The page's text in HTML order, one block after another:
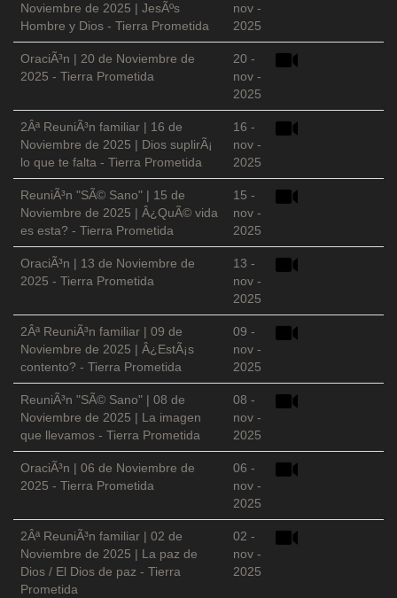
Noviembre de 2025 | JesÃºs
Hombre y Dios - Tierra Prometida
nov -
2025
OraciÃ³n | 20 de Noviembre de
2025 - Tierra Prometida
20 -
nov -
2025
2Âª ReuniÃ³n familiar | 16 de
Noviembre de 2025 | Dios suplirÃ¡
lo que te falta - Tierra Prometida
16 -
nov -
2025
ReuniÃ³n "SÃ© Sano" | 15 de
Noviembre de 2025 | Â¿QuÃ© vida
es esta? - Tierra Prometida
15 -
nov -
2025
OraciÃ³n | 13 de Noviembre de
2025 - Tierra Prometida
13 -
nov -
2025
2Âª ReuniÃ³n familiar | 09 de
Noviembre de 2025 | Â¿EstÃ¡s
contento? - Tierra Prometida
09 -
nov -
2025
ReuniÃ³n "SÃ© Sano" | 08 de
Noviembre de 2025 | La imagen
que llevamos - Tierra Prometida
08 -
nov -
2025
OraciÃ³n | 06 de Noviembre de
2025 - Tierra Prometida
06 -
nov -
2025
2Âª ReuniÃ³n familiar | 02 de
Noviembre de 2025 | La paz de
Dios / El Dios de paz - Tierra
Prometida
02 -
nov -
2025